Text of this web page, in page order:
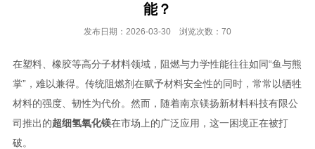
能？
发布日期：2026-03-30 浏览次数：70
在塑料、橡胶等高分子材料领域，阻燃与力学性能往往如同“鱼与熊
掌”，难以兼得。传统阻燃剂在赋予材料安全性的同时，常常以牺牲
材料的强度、韧性为代价。然而，随着南京镁扬新材料科技有限公
司推出的超细氢氧化镁在市场上的广泛应用，这一困境正在被打
破。